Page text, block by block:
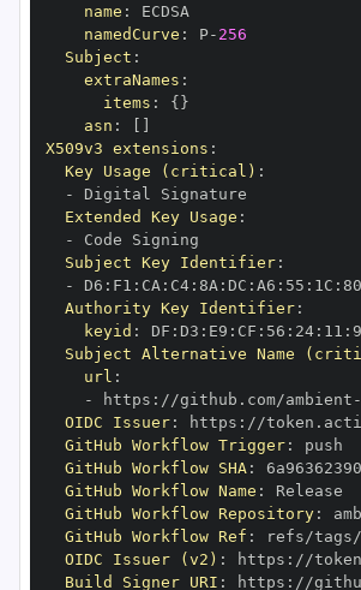
name :
namedCurve : P- 256
Subject :
extraNames :
items : { }
asn :
X509v3 extensions :
Key Usage (critical) :
-
Extended Key Usage :
-
Subject Key Identifier:
-
D6 : F1 : CA : C4: 8A : DC : A6 : 55 : 1C : 80
Authority Key Identifier:
keyid : DF : D3 : E9 : CF : 56 : 24: 11 :
Subject Alternative Name
url :
-
https : //github.com/ambient -
OIDC Issuer: https :
GitHub Workflow Trigger:
GitHub Workflow SHA:
GitHub Workflow Name :
GitHub Workflow Repository:
GitHub Workflow Ref :
OIDC Issuer (v2) : https :
Build Signer URI : https : //